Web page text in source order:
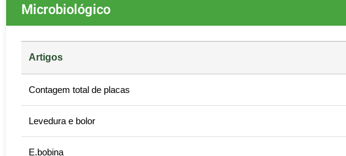
Microbiológico
Artigos
Contagem total de placas
Levedura e bolor
E.bobina